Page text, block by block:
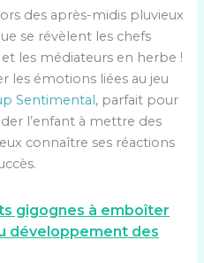
des après-midis pluvieux
se révèlent les chefs
les médiateurs en herbe !
les émotions liées au jeu
Sentimental, parfait pour
l’enfant à mettre des
connaître ses réactions
gigognes à emboîter
développement des